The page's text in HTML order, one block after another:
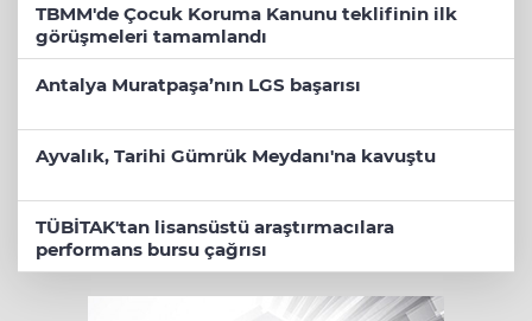
TBMM'de Çocuk Koruma Kanunu teklifinin ilk
görüşmeleri tamamlandı
Antalya Muratpaşa’nın LGS başarısı
Ayvalık, Tarihi Gümrük Meydanı'na kavuştu
TÜBİTAK'tan lisansüstü araştırmacılara
performans bursu çağrısı